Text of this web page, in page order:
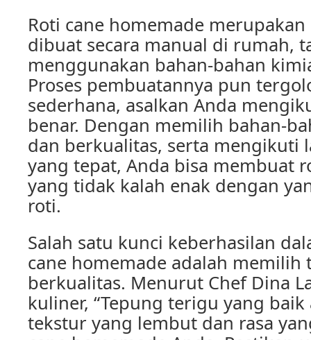
Roti cane homemade
dibuat secara manual di rumah,
menggunakan bahan-bahan
Proses pembuatannya pun
sederhana, asalkan Anda
benar. Dengan memilih bahan-
dan berkualitas, serta mengikuti
yang tepat, Anda bisa membuat
yang tidak kalah enak dengan
roti.
Salah satu kunci keberhasilan
cane homemade adalah
berkualitas. Menurut Chef Dina
kuliner, “Tepung terigu yang
tekstur yang lembut dan rasa